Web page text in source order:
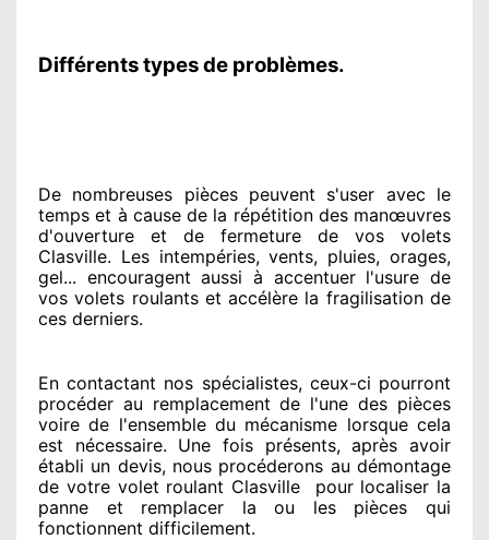
Différents types de problèmes.
De nombreuses pièces peuvent s'user avec le
temps et à causede la répétition des manœuvres
d'ouverture et de fermeture de vos volets
Clasville. Les intempéries, vents, pluies, orages,
gel... encouragent aussi à accentuerl'usure de
vos volets roulants et accélère la fragilisation de
ces derniers.
En contactant nos spécialistes, ceux-ci pourront
procéder au remplacement de l'une des pièces
voire de l'ensembledu mécanisme lorsque cela
est nécessaire. Une fois présents, après avoir
établi un devis, nous procéderons au démontage
de votre volet roulant Clasville
pourlocaliser la
panne et remplacer la ou les pièces qui
fonctionnent difficilement.